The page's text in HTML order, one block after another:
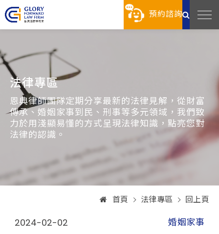
預約諮詢
法律專區
恩典律師團隊定期分享最新的法律見解，從財富
傳承、婚姻家事到民、刑事等多元領域，我們致
力於用淺顯易懂的方式呈現法律知識，點亮您對
法律的認識。
首頁 法律專區 回上頁
2024-02-02 婚姻家事